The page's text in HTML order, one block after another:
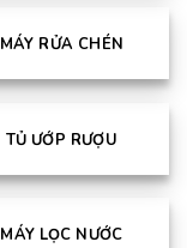
MÁY RỬA CHÉN
TỦ ƯỚP RƯỢU
MÁY LỌC NƯỚC